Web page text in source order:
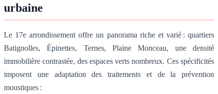
urbaine
Le 17e arrondissement offre un panorama riche et varié : quartiers
Batignolles, Épinettes, Ternes, Plaine Monceau, une densité
immobilière contrastée, des espaces verts nombreux. Ces spécificités
imposent une adaptation des traitements et de la prévention
moustiques :